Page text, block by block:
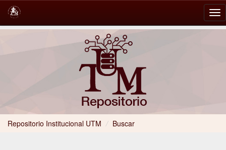
Repositorio Institucional UTM / Buscar